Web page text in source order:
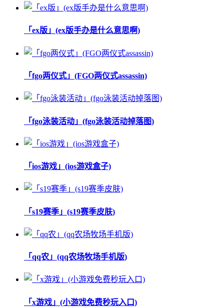
「ex版」(ex版手办是什么意思啊)
「fgo两仪式」(FGO两仪式assassin)
「fgo泳装活动」(fgo泳装活动掉落图)
「ios游戏」(ios游戏盒子)
「s19赛季」(s19赛季皮肤)
「qq农」(qq农场牧场手机版)
「x游戏」(小游戏免费秒玩入口)